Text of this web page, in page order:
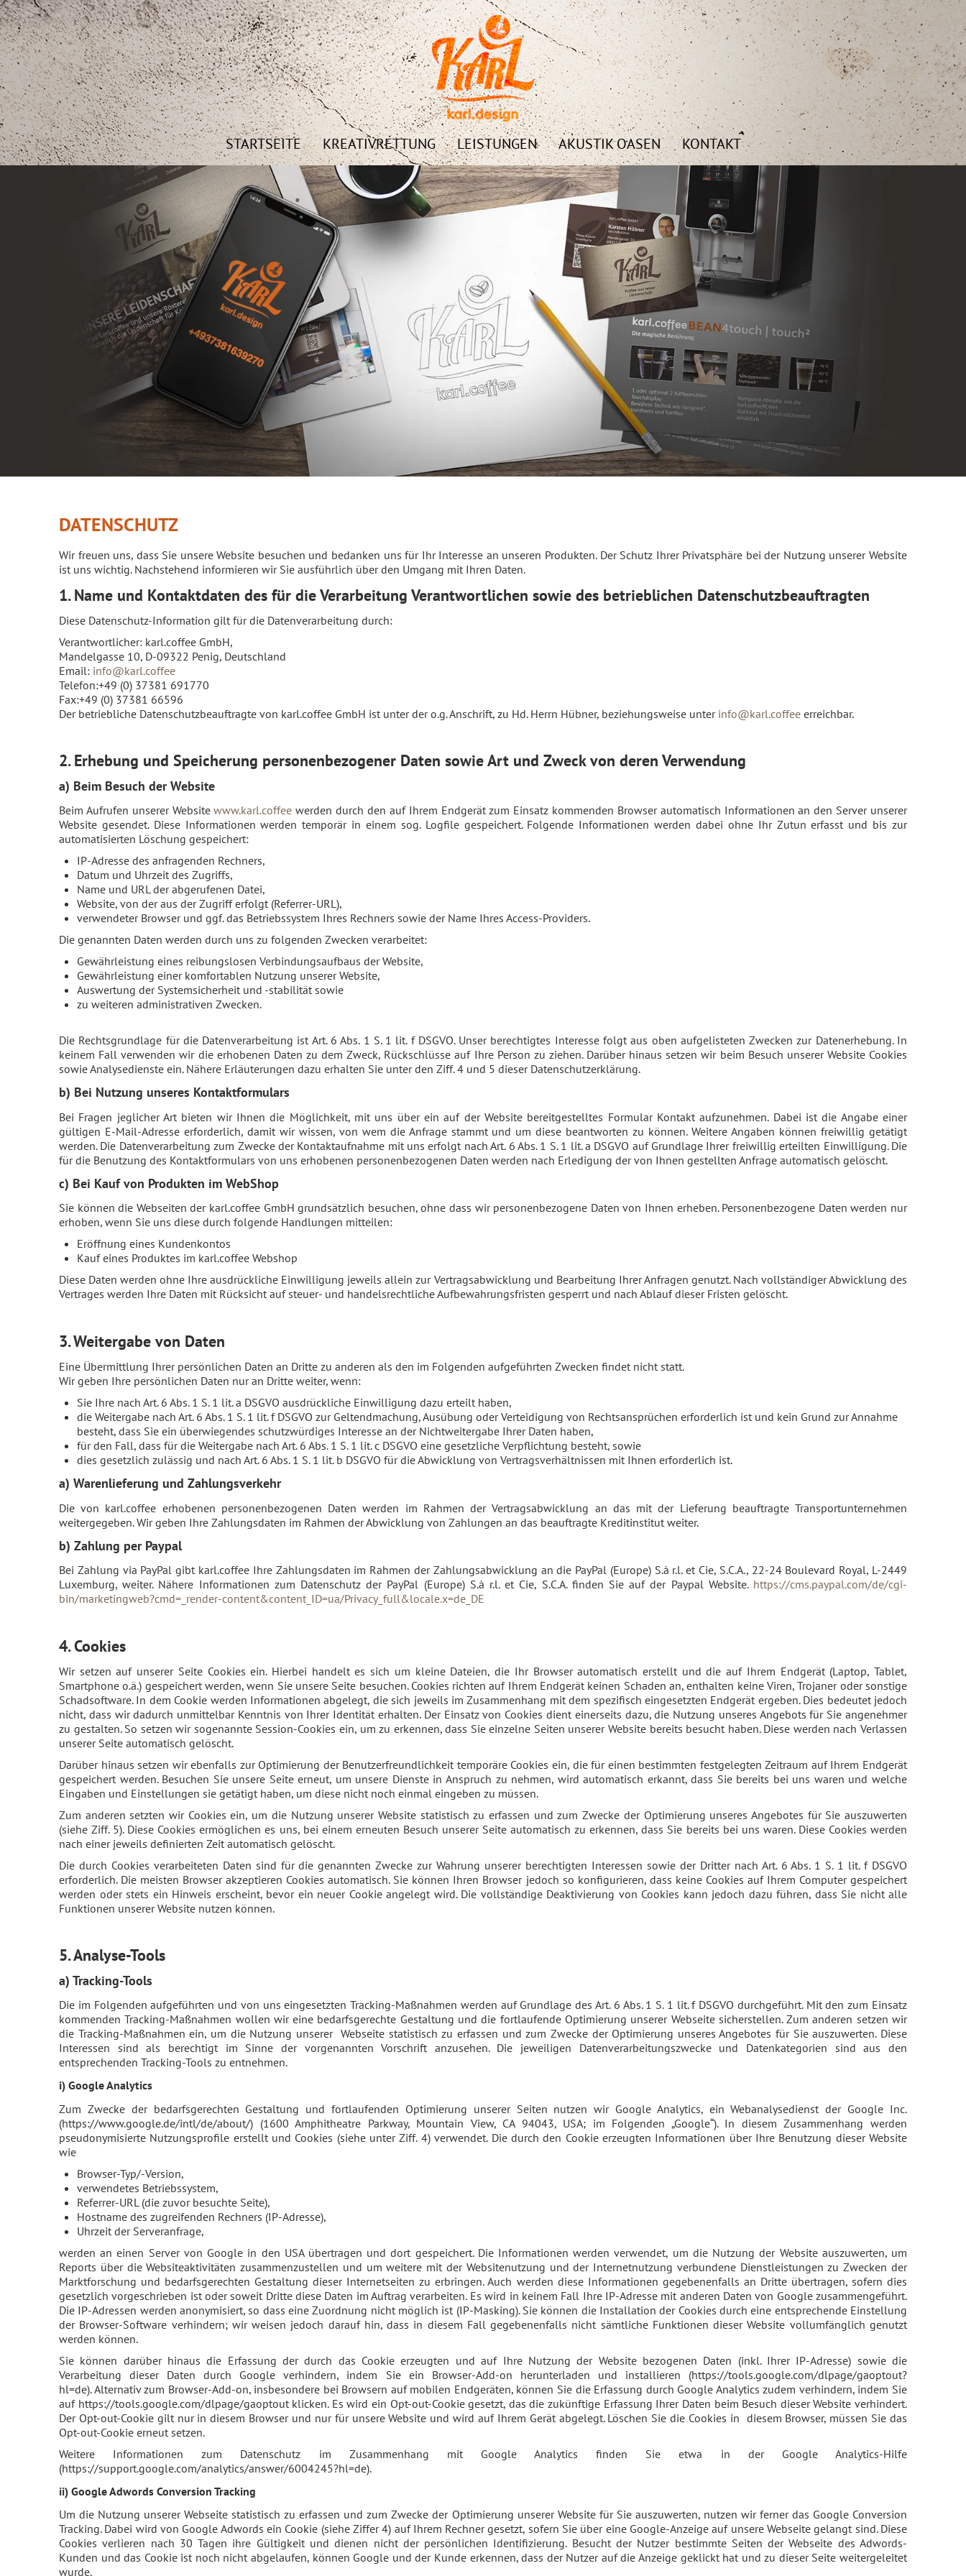
STARTSEITE KREATIVRETTUNG LEISTUNGEN AKUSTIK OASEN KONTAKT
DATENSCHUTZ
Wir freuen uns, dass Sie unsere Website besuchen und bedanken uns für Ihr Interesse an unseren Produkten. Der Schutz Ihrer Privatsphäre bei der Nutzung unserer Website
ist uns wichtig. Nachstehend informieren wir Sie ausführlich über den Umgang mit Ihren Daten.
1. Name und Kontaktdaten des für die Verarbeitung Verantwortlichen sowie des betrieblichen Datenschutzbeauftragten
Diese Datenschutz-Information gilt für die Datenverarbeitung durch:
Verantwortlicher: karl.coffee GmbH,
Mandelgasse 10, D-09322 Penig, Deutschland
Email: info@karl.coffee
Telefon:+49 (0) 37381 691770
Fax:+49 (0) 37381 66596
Der betriebliche Datenschutzbeauftragte von karl.coffee GmbH ist unter der o.g. Anschrift, zu Hd. Herrn Hübner, beziehungsweise unter info@karl.coffee erreichbar.
2. Erhebung und Speicherung personenbezogener Daten sowie Art und Zweck von deren Verwendung
a) Beim Besuch der Website
Beim Aufrufen unserer Websitewww.karl.coffee werden durch den auf Ihrem Endgerät zum Einsatz kommenden Browser automatisch Informationen an den Server unserer
Website gesendet. Diese Informationen werden temporär in einem sog. Logfile gespeichert. Folgende Informationen werden dabei ohne Ihr Zutun erfasst und bis zur
automatisierten Löschung gespeichert:
IP-Adresse des anfragenden Rechners,
Datum und Uhrzeit des Zugriffs,
Name und URL der abgerufenen Datei,
Website, von der aus der Zugriff erfolgt (Referrer-URL),
verwendeter Browser und ggf. das Betriebssystem Ihres Rechners sowie der Name Ihres Access-Providers.
Die genannten Daten werden durch uns zu folgenden Zwecken verarbeitet:
Gewährleistung eines reibungslosen Verbindungsaufbaus der Website,
Gewährleistung einer komfortablen Nutzung unserer Website,
Auswertung der Systemsicherheit und -stabilität sowie
zu weiteren administrativen Zwecken.
Die Rechtsgrundlage für die Datenverarbeitung ist Art. 6 Abs. 1 S. 1 lit. f DSGVO. Unser berechtigtes Interesse folgt aus oben aufgelisteten Zwecken zur Datenerhebung. In
keinem Fall verwenden wir die erhobenen Daten zu dem Zweck, Rückschlüsse auf Ihre Person zu ziehen. Darüber hinaus setzen wir beim Besuch unserer Website Cookies
sowie Analysedienste ein. Nähere Erläuterungen dazu erhalten Sie unter den Ziff. 4 und 5 dieser Datenschutzerklärung.
b) Bei Nutzung unseres Kontaktformulars
Bei Fragen jeglicher Art bieten wir Ihnen die Möglichkeit, mit uns über ein auf der Website bereitgestelltes Formular Kontakt aufzunehmen. Dabei ist die Angabe einer
gültigen E-Mail-Adresse erforderlich, damit wir wissen, von wem die Anfrage stammt und um diese beantworten zu können. Weitere Angaben können freiwillig getätigt
werden. Die Datenverarbeitung zum Zwecke der Kontaktaufnahme mit uns erfolgt nach Art. 6 Abs. 1 S. 1 lit. a DSGVO auf Grundlage Ihrer freiwillig erteilten Einwilligung. Die
für die Benutzung des Kontaktformulars von uns erhobenen personenbezogenen Daten werden nach Erledigung der von Ihnen gestellten Anfrage automatisch gelöscht.
c) Bei Kauf von Produkten im WebShop
Sie können die Webseiten der karl.coffee GmbH grundsätzlich besuchen, ohne dass wir personenbezogene Daten von Ihnen erheben. Personenbezogene Daten werden nur
erhoben, wenn Sie uns diese durch folgende Handlungen mitteilen:
Eröffnung eines Kundenkontos
Kauf eines Produktes im karl.coffee Webshop
Diese Daten werden ohne Ihre ausdrückliche Einwilligung jeweils allein zur Vertragsabwicklung und Bearbeitung Ihrer Anfragen genutzt. Nach vollständiger Abwicklung des
Vertrages werden Ihre Daten mit Rücksicht auf steuer- und handelsrechtliche Aufbewahrungsfristen gesperrt und nach Ablauf dieser Fristen gelöscht.
3. Weitergabe von Daten
Eine Übermittlung Ihrer persönlichen Daten an Dritte zu anderen als den im Folgenden aufgeführten Zwecken findet nicht statt.
Wir geben Ihre persönlichen Daten nur an Dritte weiter, wenn:
Sie Ihre nach Art. 6 Abs. 1 S. 1 lit. a DSGVO ausdrückliche Einwilligung dazu erteilt haben,
die Weitergabe nach Art. 6 Abs. 1 S. 1 lit. f DSGVO zur Geltendmachung, Ausübung oder Verteidigung von Rechtsansprüchen erforderlich ist und kein Grund zur Annahme
besteht, dass Sie ein überwiegendes schutzwürdiges Interesse an der Nichtweitergabe Ihrer Daten haben,
für den Fall, dass für die Weitergabe nach Art. 6 Abs. 1 S. 1 lit. c DSGVO eine gesetzliche Verpflichtung besteht, sowie
dies gesetzlich zulässig und nach Art. 6 Abs. 1 S. 1 lit. b DSGVO für die Abwicklung von Vertragsverhältnissen mit Ihnen erforderlich ist.
a) Warenlieferung und Zahlungsverkehr
Die von karl.coffee erhobenen personenbezogenen Daten werden im Rahmen der Vertragsabwicklung an das mit der Lieferung beauftragte Transportunternehmen
weitergegeben. Wir geben Ihre Zahlungsdaten im Rahmen der Abwicklung von Zahlungen an das beauftragte Kreditinstitut weiter.
b) Zahlung per Paypal
Bei Zahlung via PayPal gibt karl.coffee Ihre Zahlungsdaten im Rahmen der Zahlungsabwicklung an die PayPal (Europe) S.à r.l. et Cie, S.C.A., 22-24 Boulevard Royal, L-2449
Luxemburg, weiter. Nähere Informationen zum Datenschutz der PayPal (Europe) S.à r.l. et Cie, S.C.A. finden Sie auf der Paypal Website. https://cms.paypal.com/de/cgi-
bin/marketingweb?cmd=_render-content&content_ID=ua/Privacy_full&locale.x=de_DE
4. Cookies
Wir setzen auf unserer Seite Cookies ein. Hierbei handelt es sich um kleine Dateien, die Ihr Browser automatisch erstellt und die auf Ihrem Endgerät (Laptop, Tablet,
Smartphone o.ä.) gespeichert werden, wenn Sie unsere Seite besuchen. Cookies richten auf Ihrem Endgerät keinen Schaden an, enthalten keine Viren, Trojaner oder sonstige
Schadsoftware. In dem Cookie werden Informationen abgelegt, die sich jeweils im Zusammenhang mit dem spezifisch eingesetzten Endgerät ergeben. Dies bedeutet jedoch
nicht, dass wir dadurch unmittelbar Kenntnis von Ihrer Identität erhalten. Der Einsatz von Cookies dient einerseits dazu, die Nutzung unseres Angebots für Sie angenehmer
zu gestalten. So setzen wir sogenannte Session-Cookies ein, um zu erkennen, dass Sie einzelne Seiten unserer Website bereits besucht haben. Diese werden nach Verlassen
unserer Seite automatisch gelöscht.
Darüber hinaus setzen wir ebenfalls zur Optimierung der Benutzerfreundlichkeit temporäre Cookies ein, die für einen bestimmten festgelegten Zeitraum auf Ihrem Endgerät
gespeichert werden. Besuchen Sie unsere Seite erneut, um unsere Dienste in Anspruch zu nehmen, wird automatisch erkannt, dass Sie bereits bei uns waren und welche
Eingaben und Einstellungen sie getätigt haben, um diese nicht noch einmal eingeben zu müssen.
Zum anderen setzten wir Cookies ein, um die Nutzung unserer Website statistisch zu erfassen und zum Zwecke der Optimierung unseres Angebotes für Sie auszuwerten
(siehe Ziff. 5). Diese Cookies ermöglichen es uns, bei einem erneuten Besuch unserer Seite automatisch zu erkennen, dass Sie bereits bei uns waren. Diese Cookies werden
nach einer jeweils definierten Zeit automatisch gelöscht.
Die durch Cookies verarbeiteten Daten sind für die genannten Zwecke zur Wahrung unserer berechtigten Interessen sowie der Dritter nach Art. 6 Abs. 1 S. 1 lit. f DSGVO
erforderlich. Die meisten Browser akzeptieren Cookies automatisch. Sie können Ihren Browser jedoch so konfigurieren, dass keine Cookies auf Ihrem Computer gespeichert
werden oder stets ein Hinweis erscheint, bevor ein neuer Cookie angelegt wird. Die vollständige Deaktivierung von Cookies kann jedoch dazu führen, dass Sie nicht alle
Funktionen unserer Website nutzen können.
5. Analyse-Tools
a) Tracking-Tools
Die im Folgenden aufgeführten und von uns eingesetzten Tracking-Maßnahmen werden auf Grundlage des Art. 6 Abs. 1 S. 1 lit. f DSGVO durchgeführt. Mit den zum Einsatz
kommenden Tracking-Maßnahmen wollen wir eine bedarfsgerechte Gestaltung und die fortlaufende Optimierung unserer Webseite sicherstellen. Zum anderen setzen wir
die Tracking-Maßnahmen ein, um die Nutzung unserer Webseite statistisch zu erfassen und zum Zwecke der Optimierung unseres Angebotes für Sie auszuwerten. Diese
Interessen sind als berechtigt im Sinne der vorgenannten Vorschrift anzusehen. Die jeweiligen Datenverarbeitungszwecke und Datenkategorien sind aus den
entsprechenden Tracking-Tools zu entnehmen.
i) Google Analytics
Zum Zwecke der bedarfsgerechten Gestaltung und fortlaufenden Optimierung unserer Seiten nutzen wir Google Analytics, ein Webanalysedienst der Google Inc.
(https://www.google.de/intl/de/about/) (1600 Amphitheatre Parkway, Mountain View, CA 94043, USA; im Folgenden „Google“). In diesem Zusammenhang werden
pseudonymisierte Nutzungsprofile erstellt und Cookies (siehe unter Ziff. 4) verwendet. Die durch den Cookie erzeugten Informationen über Ihre Benutzung dieser Website
wie
Browser-Typ/-Version,
verwendetes Betriebssystem,
Referrer-URL (die zuvor besuchte Seite),
Hostname des zugreifenden Rechners (IP-Adresse),
Uhrzeit der Serveranfrage,
werden an einen Server von Google in den USA übertragen und dort gespeichert. Die Informationen werden verwendet, um die Nutzung der Website auszuwerten, um
Reports über die Websiteaktivitäten zusammenzustellen und um weitere mit der Websitenutzung und der Internetnutzung verbundene Dienstleistungen zu Zwecken der
Marktforschung und bedarfsgerechten Gestaltung dieser Internetseiten zu erbringen. Auch werden diese Informationen gegebenenfalls an Dritte übertragen, sofern dies
gesetzlich vorgeschrieben ist oder soweit Dritte diese Daten im Auftrag verarbeiten. Es wird in keinem Fall Ihre IP-Adresse mit anderen Daten von Google zusammengeführt.
Die IP-Adressen werden anonymisiert, so dass eine Zuordnung nicht möglich ist (IP-Masking). Sie können die Installation der Cookies durch eine entsprechende Einstellung
der Browser-Software verhindern; wir weisen jedoch darauf hin, dass in diesem Fall gegebenenfalls nicht sämtliche Funktionen dieser Website vollumfänglich genutzt
werden können.
Sie können darüber hinaus die Erfassung der durch das Cookie erzeugten und auf Ihre Nutzung der Website bezogenen Daten (inkl. Ihrer IP-Adresse) sowie die
Verarbeitung dieser Daten durch Google verhindern, indem Sie ein Browser-Add-on herunterladen und installieren (https://tools.google.com/dlpage/gaoptout?
hl=de). Alternativ zum Browser-Add-on, insbesondere bei Browsern auf mobilen Endgeräten, können Sie die Erfassung durch Google Analytics zudem verhindern, indem Sie
auf https://tools.google.com/dlpage/gaoptout klicken. Es wird ein Opt-out-Cookie gesetzt, das die zukünftige Erfassung Ihrer Daten beim Besuch dieser Website verhindert.
Der Opt-out-Cookie gilt nur in diesem Browser und nur für unsere Website und wird auf Ihrem Gerät abgelegt. Löschen Sie die Cookies in diesem Browser, müssen Sie das
Opt-out-Cookie erneut setzen.
Weitere Informationen zum Datenschutz im Zusammenhang mit Google Analytics finden Sie etwa in der Google Analytics-Hilfe
(https://support.google.com/analytics/answer/6004245?hl=de).
ii) Google Adwords Conversion Tracking
Um die Nutzung unserer Webseite statistisch zu erfassen und zum Zwecke der Optimierung unserer Website für Sie auszuwerten, nutzen wir ferner das Google Conversion
Tracking. Dabei wird von Google Adwords ein Cookie (siehe Ziffer 4) auf Ihrem Rechner gesetzt, sofern Sie über eine Google-Anzeige auf unsere Webseite gelangt sind. Diese
Cookies verlieren nach 30 Tagen ihre Gültigkeit und dienen nicht der persönlichen Identifizierung. Besucht der Nutzer bestimmte Seiten der Webseite des Adwords-
Kunden und das Cookie ist noch nicht abgelaufen, können Google und der Kunde erkennen, dass der Nutzer auf die Anzeige geklickt hat und zu dieser Seite weitergeleitet
wurde.